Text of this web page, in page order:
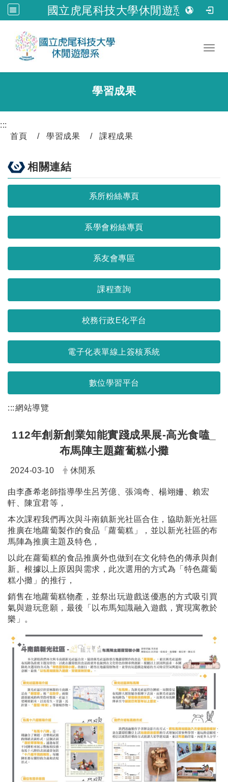
國立虎尾科技大學休閒遊憩系
學習成果
:::
首頁
學習成果 課程成果
相關連結
系所粉絲專頁
系學會粉絲專頁
系友會專區
課程查詢
校務行政E化平台
電子化表單線上簽核系統
數位學習平台
:::網站導覽
112年創新創業知能實踐成果展-高光食嗑_
布馬陣主題蘿蔔糕小攤
2024-03-10 休閒系
由李彥希老師指導學生呂芳億、張鴻奇、楊翊姍、賴宏
軒、陳宜君等，
本次課程我們再次與斗南鎮新光社區合住，協助新光社區
推廣在地蘿蔔製作的食品「蘿蔔糕」，並以新光社區的布
馬陣為推廣主題及特色，
以此在蘿蔔糕的食品推廣外也做到在文化特色的傳承與創
新。根據以上原因與需求，此次選用的方式為「特色蘿蔔
糕小攤」的推行，
銷售在地蘿蔔糕物產，並祭出玩遊戲送優惠的方式吸引買
氣與遊玩意願，最後「以布馬知識融入遊戲，實現寓教於
樂」。